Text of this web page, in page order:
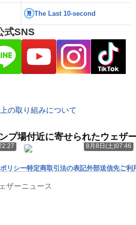
The Last 10-second
式SNS
の取り組みについて
プ場付近に寄せられたウェザ
8月8日(土)07:46
リシー特定商取引法の表記外部送信先ご利
ザーニュース